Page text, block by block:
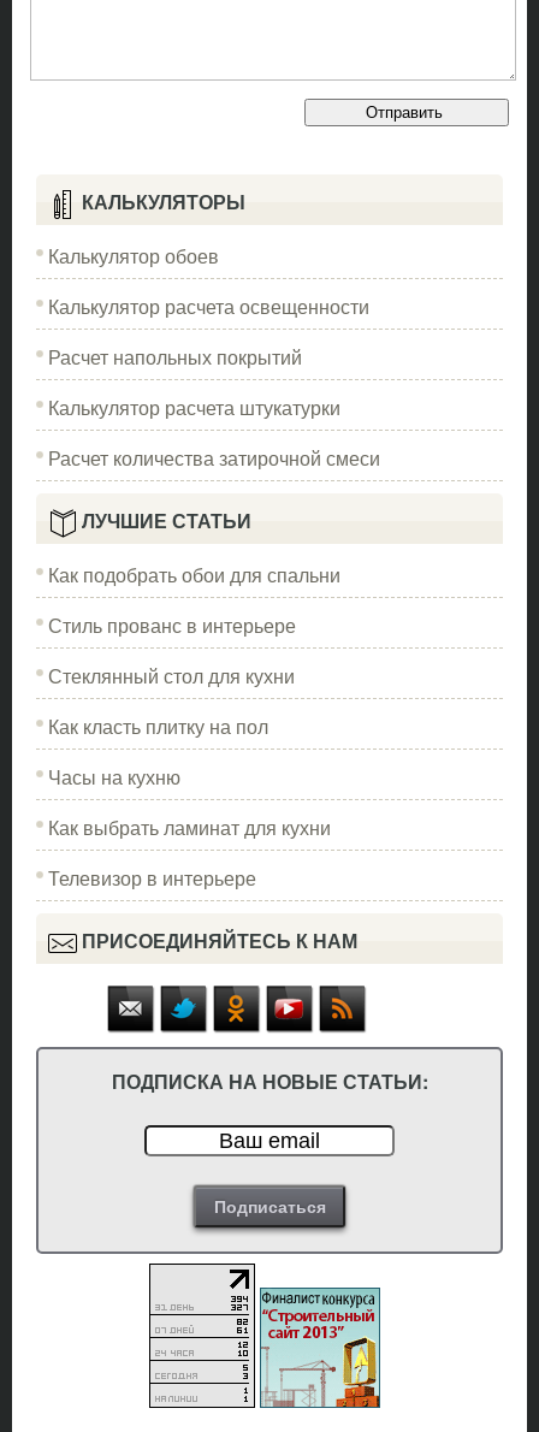
КАЛЬКУЛЯТОРЫ
Калькулятор обоев
Калькулятор расчета освещенности
Расчет напольных покрытий
Калькулятор расчета штукатурки
Расчет количества затирочной смеси
ЛУЧШИЕ СТАТЬИ
Как подобрать обои для спальни
Стиль прованс в интерьере
Стеклянный стол для кухни
Как класть плитку на пол
Часы на кухню
Как выбрать ламинат для кухни
Телевизор в интерьере
ПРИСОЕДИНЯЙТЕСЬ К НАМ
ПОДПИСКА НА НОВЫЕ СТАТЬИ: